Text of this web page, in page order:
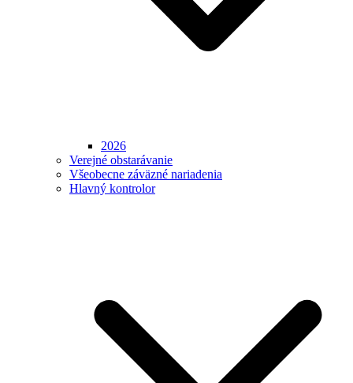
2026
Verejné obstarávanie
Všeobecne záväzné nariadenia
Hlavný kontrolor